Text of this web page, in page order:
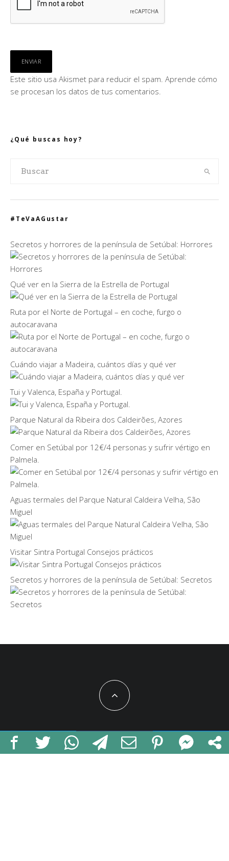
Este sitio usa Akismet para reducir el spam. Aprende cómo
se procesan los datos de tus comentarios.
¿Qué buscas hoy?
#TeVaAGustar
Secretos y horrores de la península de Setúbal: Horrores
Qué ver en la Sierra de la Estrella de Portugal
Ruta por el Norte de Portugal – en coche, furgo o
autocaravana
Cuándo viajar a Madeira, cuántos días y qué ver
Tui y Valenca, España y Portugal.
Parque Natural da Ribeira dos Caldeirões, Azores
Comer en Setúbal por 12€/4 personas y sufrir vértigo en
Palmela.
Aguas termales del Parque Natural Caldeira Velha, São
Miguel
Visitar Sintra Portugal Consejos prácticos
Secretos y horrores de la península de Setúbal: Secretos